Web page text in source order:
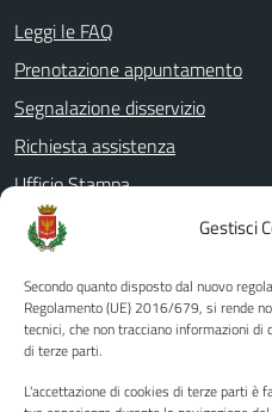
Gestisci
Secondo quanto disposto dal nuovo
Regolamento (UE) 2016/679, si rende
tecnici, che non tracciano informazioni di
di terze parti.
L'accettazione di cookies di terze parti è
Leggi le FAQ
Prenotazione appuntamento
Segnalazione disservizio
Richiesta assistenza
Ufficio Stampa
Amministrazione Trasparente
Albo pretorio
Informativa privacy
Note legali